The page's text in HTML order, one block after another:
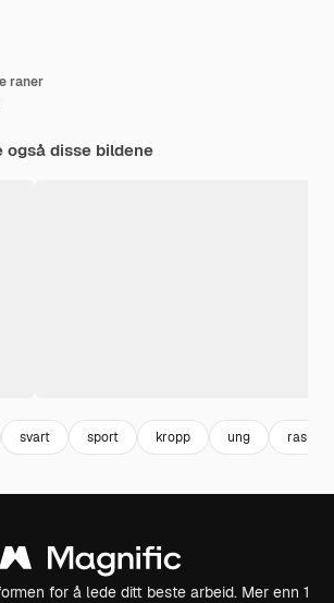
raner
også disse bildene
svart sport kropp ung rask
for å lede ditt beste arbeid. Mer enn 1